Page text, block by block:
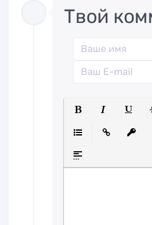
Твой
Вставка